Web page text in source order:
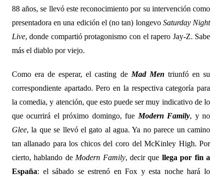
88 años, se llevó este reconocimiento por su intervención como
presentadora en una edición el (no tan) longevo Saturday Night
Live, donde compartió protagonismo con el rapero Jay-Z. Sabe
más el diablo por viejo.
Como era de esperar, el casting de Mad Men triunfó en su
correspondiente apartado. Pero en la respectiva categoría para
la comedia, y atención, que esto puede ser muy indicativo de lo
que ocurrirá el próximo domingo, fue Modern Family, y no
Glee, la que se llevó el gato al agua. Ya no parece un camino
tan allanado para los chicos del coro del McKinley High. Por
cierto, hablando de Modern Family, decir que llega por fin a
España: el sábado se estrenó en Fox y esta noche hará lo